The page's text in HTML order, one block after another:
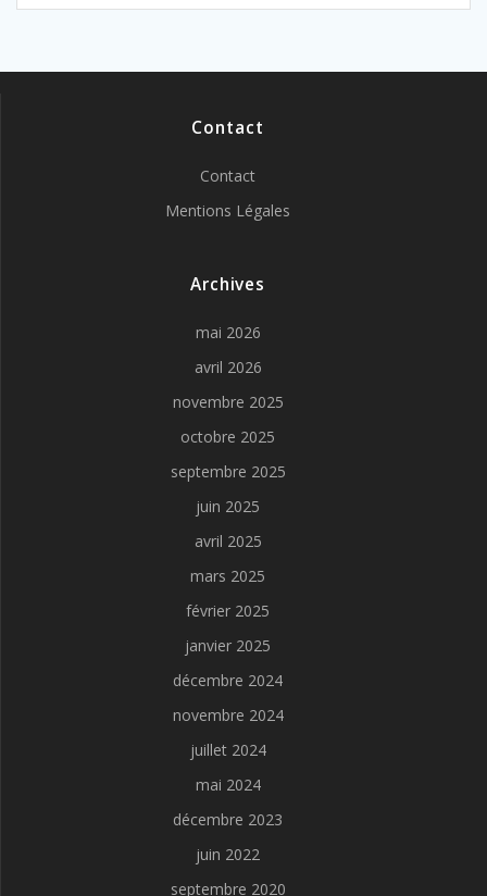
Contact
Contact
Mentions Légales
Archives
mai 2026
avril 2026
novembre 2025
octobre 2025
septembre 2025
juin 2025
avril 2025
mars 2025
février 2025
janvier 2025
décembre 2024
novembre 2024
juillet 2024
mai 2024
décembre 2023
juin 2022
septembre 2020